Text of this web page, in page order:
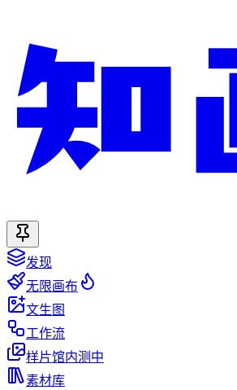
发现
无限画布
文生图
工作流
样片馆内测中
素材库